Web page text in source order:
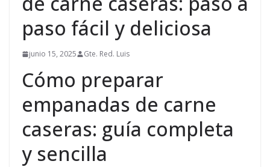
paso fácil y deliciosa
junio 15, 2025 Gte. Red. Luis
Cómo preparar
empanadas de carne
caseras: guía completa
y sencilla